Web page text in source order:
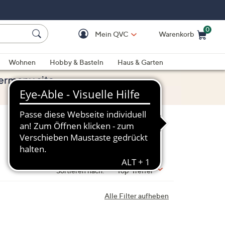
Mein QVC Warenkorb
0
Wohnen Hobby & Basteln
Haus & Garten
Sortieren nach: Top-Treffer
Alle Filter aufheben